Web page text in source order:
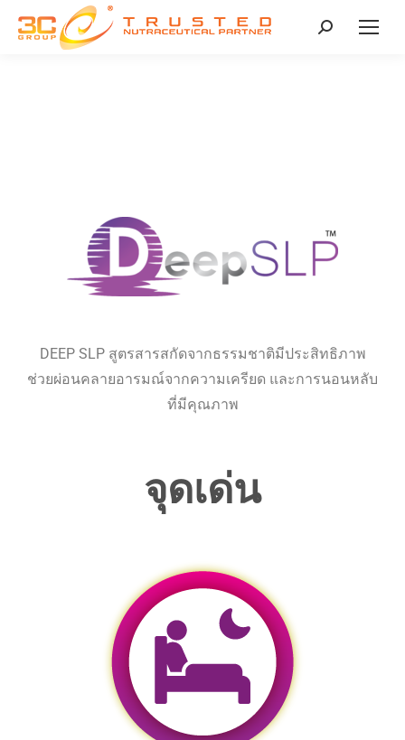
DEEP SLP สูตรสารสกัดจากธรรมชาติมีประสิทธิภาพ
ช่วยผ่อนคลายอารมณ์จากความเครียด และการนอนหลับ
ที่มีคุณภาพ
จุดเด่น